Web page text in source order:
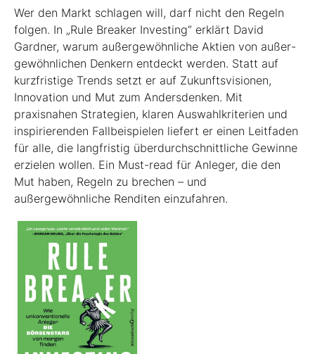
Wer den Markt schlagen will, darf nicht den Regeln
folgen. In „Rule Breaker Investing“ erklärt David
Gardner, warum außergewöhnliche Aktien von außer­
gewöhnlichen Denkern entdeckt werden. Statt auf
kurzfristige Trends setzt er auf Zukunftsvisionen,
Innovation und Mut zum Andersdenken. Mit
praxisnahen Strategien, klaren Auswahlkriterien und
inspirierenden Fallbeispielen liefert er einen Leit­faden
für alle, die langfristig überdurchschnittliche Gewinne
erzielen wollen. Ein Must-read für Anleger, die den
Mut haben, Regeln zu brechen – und
außergewöhnliche Renditen einzufahren.